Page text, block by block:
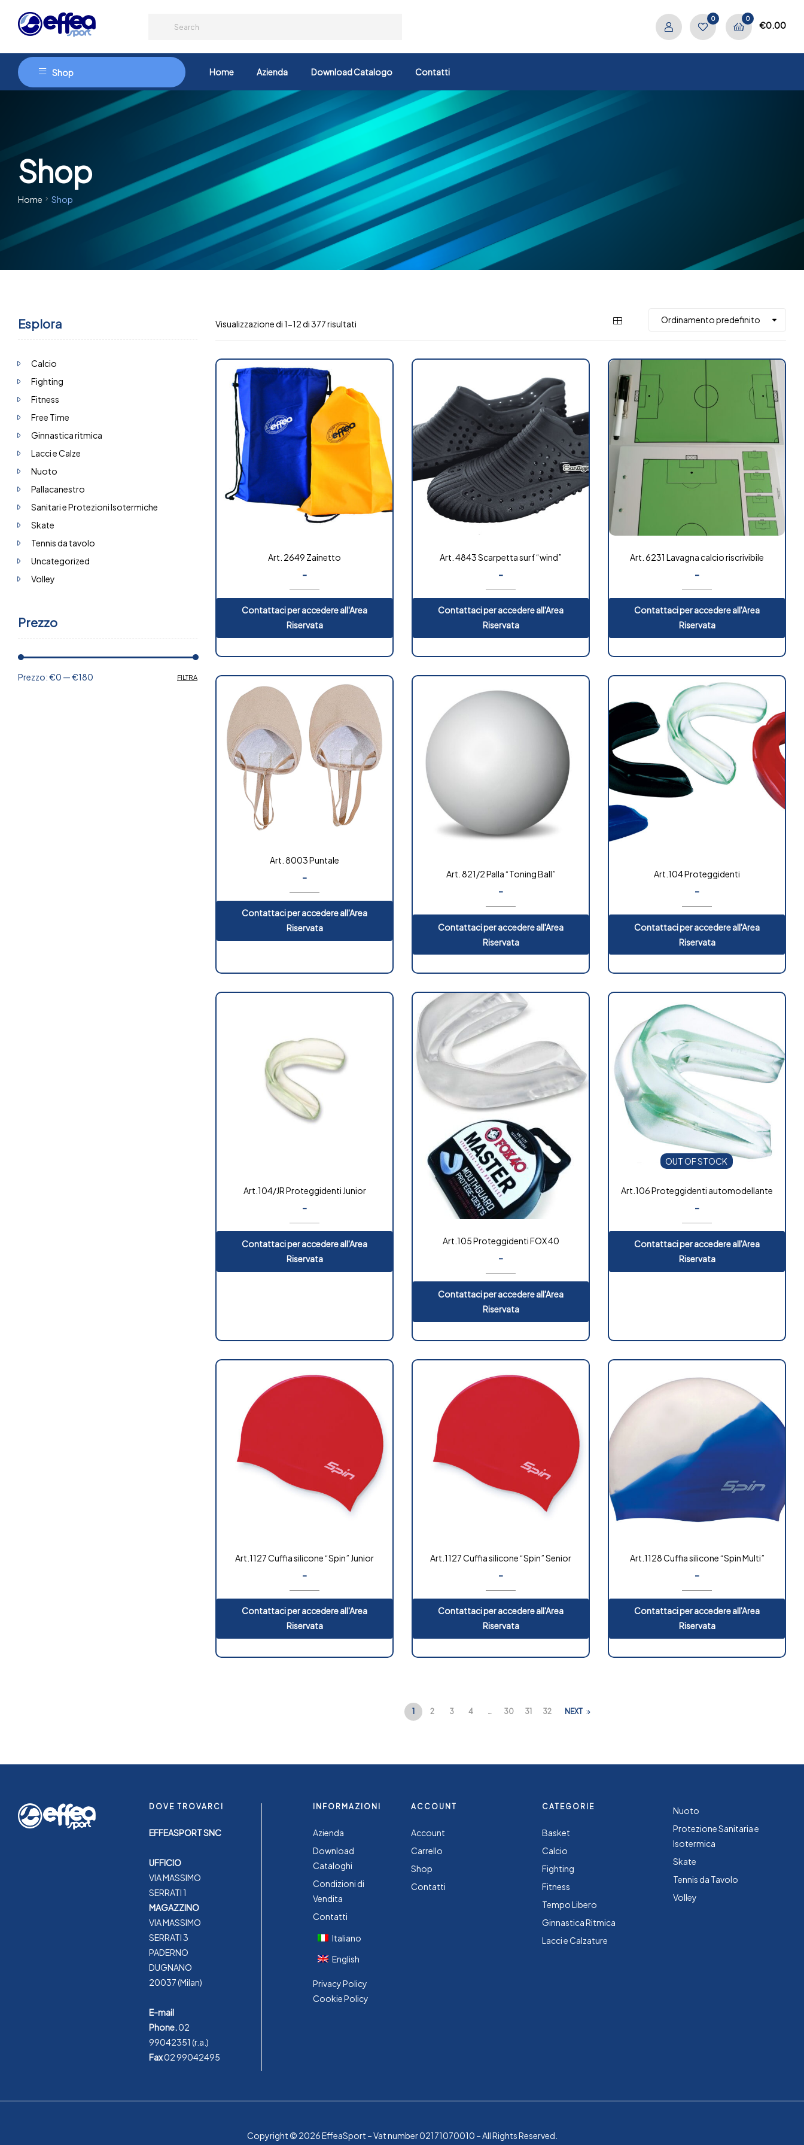
0 0
€0.00
Shop Home Azienda Download Catalogo Contatti
Shop
Home Shop
Visualizzazione di 1-12 di 377 risultati
Art. 2649 Zainetto
-
Contattaci per accedere all'Area
Riservata
Art. 4843 Scarpetta surf “wind”
-
Contattaci per accedere all'Area
Riservata
Art. 6231 Lavagna calcio riscrivibile
-
Contattaci per accedere all'Area
Riservata
Art. 8003 Puntale
-
Contattaci per accedere all'Area
Riservata
Art. 821/2 Palla “Toning Ball”
-
Contattaci per accedere all'Area
Riservata
Art.104 Proteggidenti
-
Contattaci per accedere all'Area
Riservata
Art.104/JR Proteggidenti Junior
-
Contattaci per accedere all'Area
Riservata
Art.105 Proteggidenti FOX 40
-
Contattaci per accedere all'Area
Riservata
OUT OF STOCK
Art.106 Proteggidenti automodellante
-
Contattaci per accedere all'Area
Riservata
Art.1127 Cuffia silicone “Spin” Junior
-
Contattaci per accedere all'Area
Riservata
Art.1127 Cuffia silicone “Spin” Senior
-
Contattaci per accedere all'Area
Riservata
Art.1128 Cuffia silicone “Spin Multi”
-
Contattaci per accedere all'Area
Riservata
1 2 3 4 … 30 31 32 NEXT
Esplora
Calcio
Fighting
Fitness
Free Time
Ginnastica ritmica
Lacci e Calze
Nuoto
Pallacanestro
Sanitari e Protezioni Isotermiche
Skate
Tennis da tavolo
Uncategorized
Volley
Prezzo
FILTRA
Prezzo:€0 —€180
DOVE TROVARCI
EFFEASPORT SNC
UFFICIO
VIA MASSIMO
SERRATI 1
MAGAZZINO
VIA MASSIMO
SERRATI 3
PADERNO
DUGNANO
20037 (Milan)
E-mail
Phone.02
99042351 (r.a.)
Fax02 99042495
INFORMAZIONI
Azienda
Download
Cataloghi
Condizioni di
Vendita
Contatti
Italiano
English
Privacy Policy
Cookie Policy
ACCOUNT
Account
Carrello
Shop
Contatti
CATEGORIE
Basket
Calcio
Fighting
Fitness
Tempo Libero
Ginnastica Ritmica
Lacci e Calzature
Nuoto
Protezione Sanitaria e
Isotermica
Skate
Tennis da Tavolo
Volley
Copyright © 2026 EffeaSport – Vat number 02171070010 – All Rights Reserved.